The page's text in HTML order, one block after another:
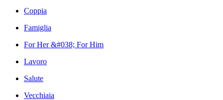
Coppia
Famiglia
For Her &#038; For Him
Lavoro
Salute
Vecchiaia